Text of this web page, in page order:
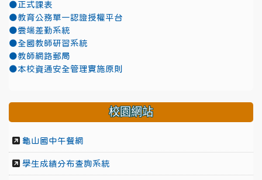
●正式課表
●教育公務單一認證授權平台
●雲端差勤系統
●全國教師研習系統
●教師網路郵局
●本校資通安全管理實施原則
校園網站
龜山國中午餐網
學生成績分布查詢系統